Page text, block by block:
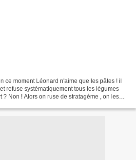
ce moment Léonard n'aime que les pâtes ! il
refuse systématiquement tous les légumes
? Non ! Alors on ruse de stratagème , on les